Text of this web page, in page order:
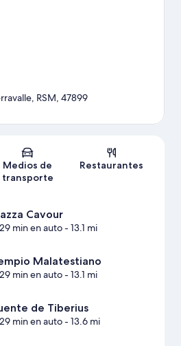
Sección del mapa
RSM, 47899
Medios de
transporte
Restaurantes
Cavour
min en auto- 13.1 mi
Malatestiano
min en auto- 13.1 mi
de Tiberius
min en auto- 13.6 mi